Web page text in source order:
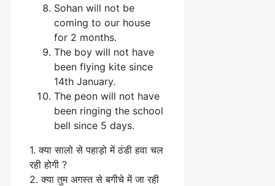
Sohan will not be
coming to our house
for 2 months.
The boy will not have
been flying kite since
14th January.
The peon will not have
been ringing the school
bell since 5 days.
1. क्या सालो से पहाड़ो में ठंडी हवा चल
रही होगी ?
2. क्या तुम अगस्त से बगीचे में जा रही